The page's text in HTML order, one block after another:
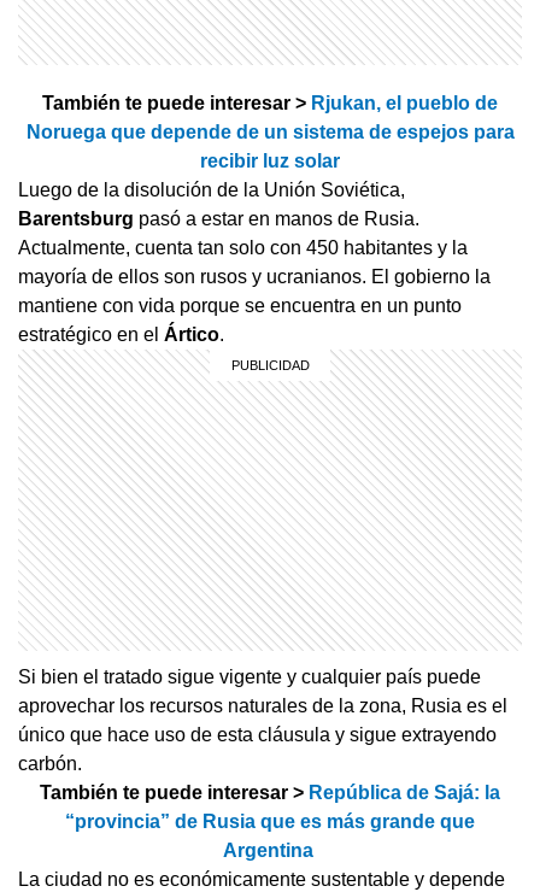
También te puede interesar > Rjukan, el pueblo de
Noruega que depende de un sistema de espejos para
recibir luz solar
Luego de la disolución de la Unión Soviética,
Barentsburg pasó a estar en manos de Rusia.
Actualmente, cuenta tan solo con 450 habitantes y la
mayoría de ellos son rusos y ucranianos. El gobierno la
mantiene con vida porque se encuentra en un punto
estratégico en el Ártico.
Si bien el tratado sigue vigente y cualquier país puede
aprovechar los recursos naturales de la zona, Rusia es el
único que hace uso de esta cláusula y sigue extrayendo
carbón.
También te puede interesar > República de Sajá: la
“provincia” de Rusia que es más grande que
Argentina
La ciudad no es económicamente sustentable y depende